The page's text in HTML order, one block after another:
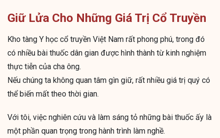
Giữ Lửa Cho Những Giá Trị Cổ Truyền
Kho tàng Y học cổ truyền Việt Nam rất phong phú, trong đó
có nhiều bài thuốc dân gian được hình thành từ kinh nghiệm
thực tiễn của cha ông.
Nếu chúng ta không quan tâm gìn giữ, rất nhiều giá trị quý có
thể biến mất theo thời gian.
Với tôi, việc nghiên cứu và làm sáng tỏ những bài thuốc ấy là
một phần quan trọng trong hành trình làm nghề.